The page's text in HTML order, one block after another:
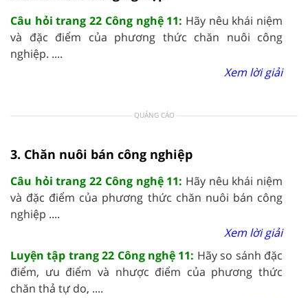
Câu hỏi trang 22 Công nghệ 11: Hãy nêu khái niệm
và đặc điểm của phương thức chăn nuôi công
nghiệp. ....
Xem lời giải
QUẢNG CÁO
3. Chăn nuôi bán công nghiệp
Câu hỏi trang 22 Công nghệ 11: Hãy nêu khái niệm
và đặc điểm của phương thức chăn nuôi bán công
nghiệp ....
Xem lời giải
Luyện tập trang 22 Công nghệ 11: Hãy so sánh đặc
điểm, ưu điểm và nhược điểm của phương thức
chăn thả tự do, ....